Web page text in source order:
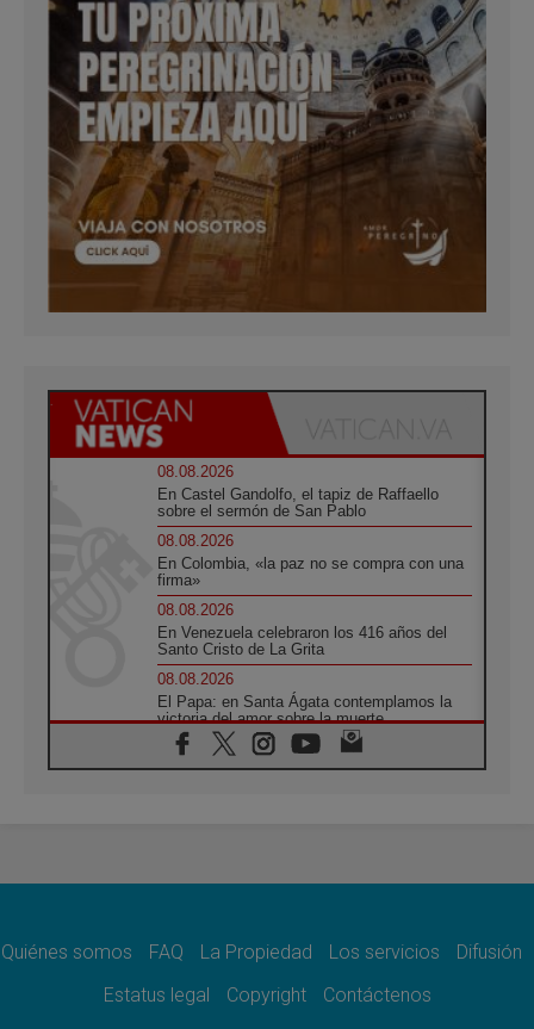
08.08.2026
En Castel Gandolfo, el tapiz de Raffaello
sobre el sermón de San Pablo
08.08.2026
En Colombia, «la paz no se compra con una
firma»
08.08.2026
En Venezuela celebraron los 416 años del
Santo Cristo de La Grita
08.08.2026
El Papa: en Santa Ágata contemplamos la
victoria del amor sobre la muerte
08.08.2026
León XIV visitará el Santuario de la Madre
07.08.2026
07.08.2026
el compromiso del cristiano"
Quiénes somos FAQ La Propiedad Los servicios
Difusión
Estatus legal
Copyright Contáctenos